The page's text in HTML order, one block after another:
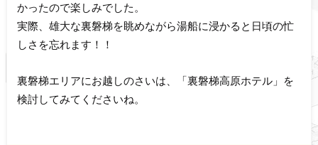
かったので楽しみでした。
実際、雄大な裏磐梯を眺めながら湯船に浸かると日頃の忙
しさを忘れます！！
裏磐梯エリアにお越しのさいは、「裏磐梯高原ホテル」を
検討してみてくださいね。